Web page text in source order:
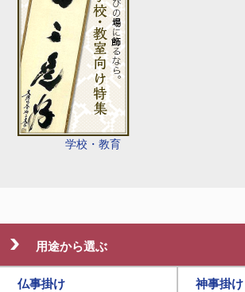
学校・教育
用途から選ぶ
仏事掛け 神事掛け